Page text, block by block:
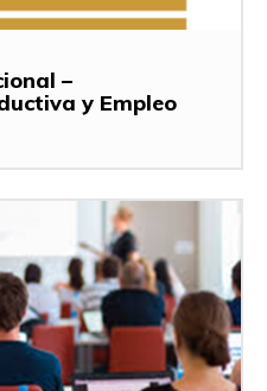
–
y Empleo